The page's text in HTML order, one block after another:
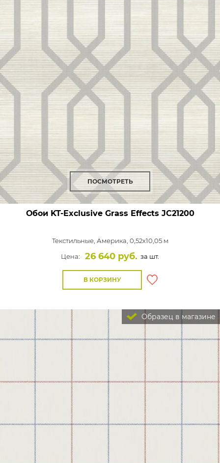
ПОСМОТРЕТЬ
Обои KT-Exclusive Grass Effects JC21200
Текстильные, Америка, 0,52x10,05 м
Цена:
26 640 руб. за шт.
В КОРЗИНУ
Образец в магазине